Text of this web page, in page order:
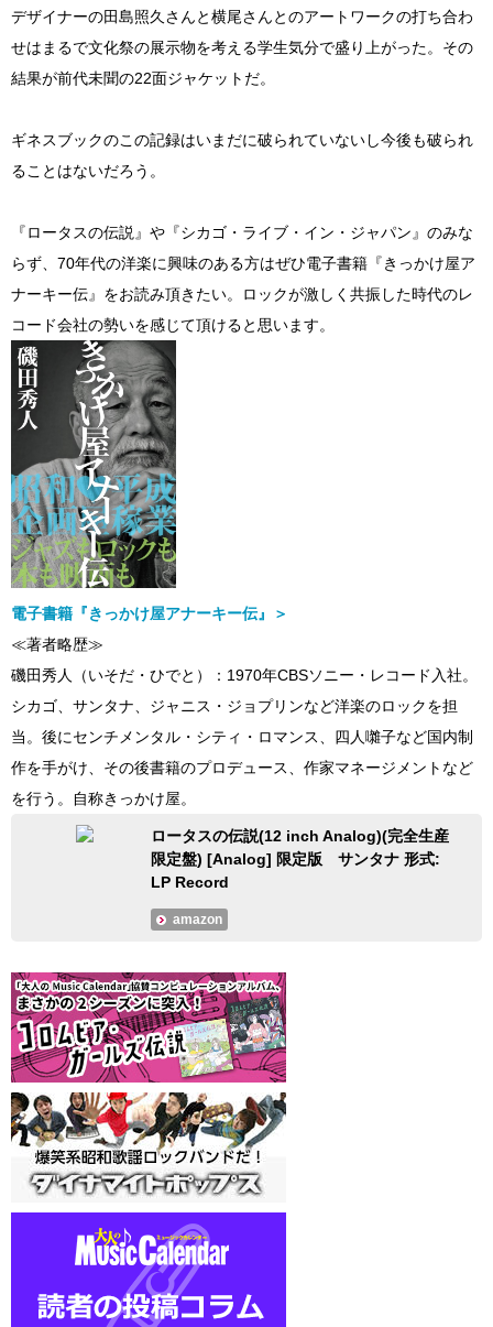
デザイナーの田島照久さんと横尾さんとのアートワークの打ち合わ
せはまるで文化祭の展示物を考える学生気分で盛り上がった。その
結果が前代未聞の22面ジャケットだ。
ギネスブックのこの記録はいまだに破られていないし今後も破られ
ることはないだろう。
『ロータスの伝説』や『シカゴ・ライブ・イン・ジャパン』のみな
らず、70年代の洋楽に興味のある方はぜひ電子書籍『きっかけ屋ア
ナーキー伝』をお読み頂きたい。ロックが激しく共振した時代のレ
コード会社の勢いを感じて頂けると思います。
電子書籍『きっかけ屋アナーキー伝』＞
≪著者略歴≫
磯田秀人（いそだ・ひでと）：1970年CBSソニー・レコード入社。
シカゴ、サンタナ、ジャニス・ジョプリンなど洋楽のロックを担
当。後にセンチメンタル・シティ・ロマンス、四人囃子など国内制
作を手がけ、その後書籍のプロデュース、作家マネージメントなど
を行う。自称きっかけ屋。
ロータスの伝説(12 inch Analog)(完全生産
限定盤) [Analog] 限定版 サンタナ 形式:
LP Record
amazon